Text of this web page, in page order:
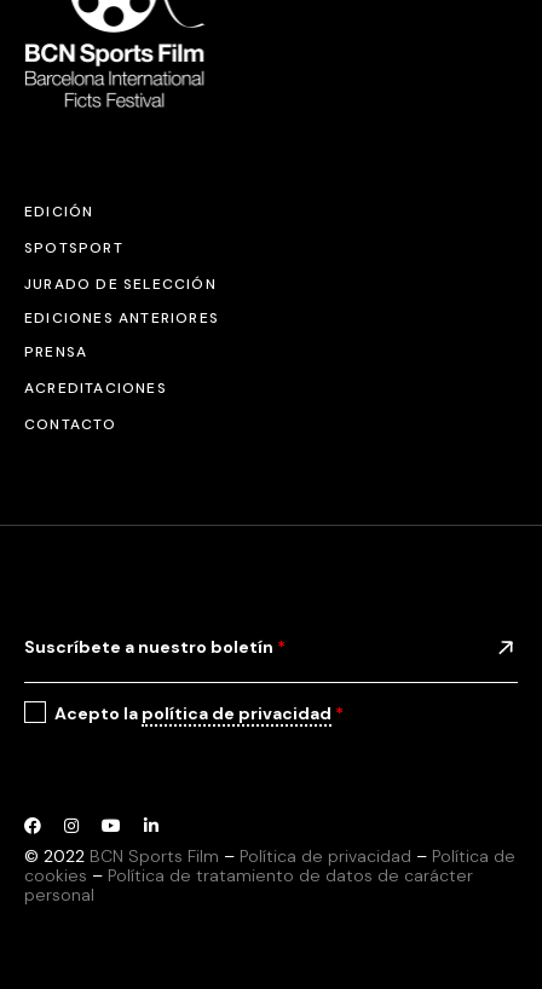
EDICIÓN
SPOTSPORT
JURADO DE SELECCIÓN
EDICIONES ANTERIORES
PRENSA
ACREDITACIONES
CONTACTO
© 2022 BCN Sports Film – Política de privacidad – Política de
cookies – Política de tratamiento de datos de carácter
personal
Suscríbete a nuestro boletín *
Acepto la política de privacidad *